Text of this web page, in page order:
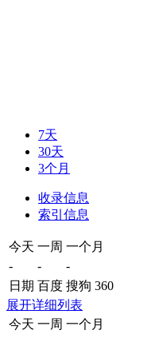
7天
30天
3个月
收录信息
索引信息
今天 一周 一个月
-
-
-
日期 百度 搜狗 360
展开详细列表
今天 一周 一个月